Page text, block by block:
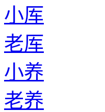
小厍
老厍
小养
老养